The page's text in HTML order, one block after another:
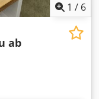
1 / 6
ab